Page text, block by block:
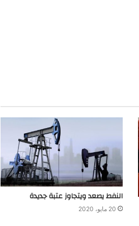
النفط يصعد ويتجاوز عتبة جديدة
20 مايو، 2020